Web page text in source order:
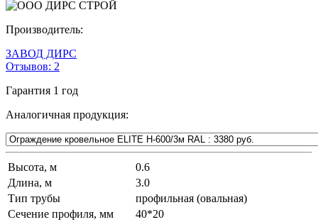
Производитель:
ЗАВОД ДИРС
Отзывов: 2
Гарантия 1 год
Аналогичная продукция:
Высота, м
0.6
Длина, м
3.0
Тип трубы
профильная (овальная)
Сечение профиля, мм
40*20